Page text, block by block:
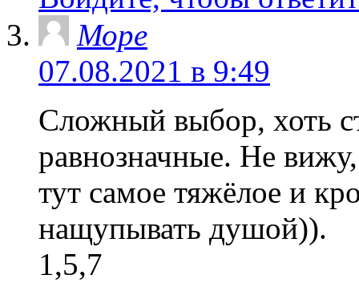
Море
07.08.2021 в 9:49
Сложный выбор, хоть
равнозначные. Не
тут самое тяжёлое и
нащупывать душой)).
1,5,7